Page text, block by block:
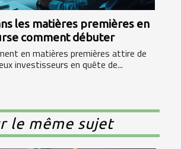
les matières premières en
comment débuter
en matières premières attire de
investisseurs en quête de...
le même sujet